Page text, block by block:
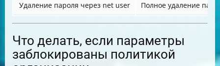
Удаление пароля через net user Полное удаление
Что делать, если параметры
заблокированы политикой